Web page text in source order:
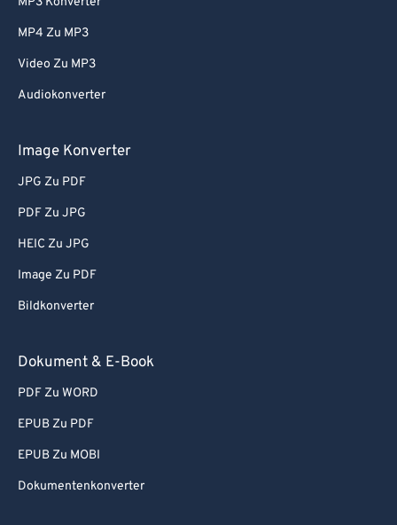
MP4 Zu MP3
Video Zu MP3
Audiokonverter
Image Konverter
JPG Zu PDF
PDF Zu JPG
HEIC Zu JPG
Image Zu PDF
Bildkonverter
Dokument & E-Book
PDF Zu WORD
EPUB Zu PDF
EPUB Zu MOBI
Dokumentenkonverter